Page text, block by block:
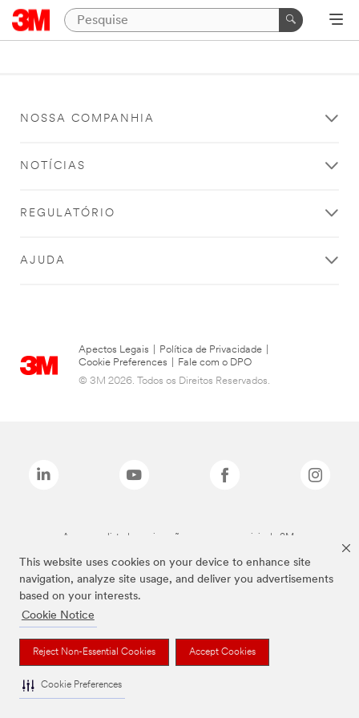
This website uses cookies on your device to enhance site
navigation, analyze site usage, and deliver you advertisements
based on your interests.
Cookie Notice
Reject Non-Essential Cookies Accept Cookies
Cookie Preferences
NOSSA COMPANHIA
NOTÍCIAS
REGULATÓRIO
AJUDA
Apectos Legais Política de Privacidade
Cookie Preferences
Fale com o DPO
© 3M 2026. Todos os Direitos Reservados.
As marcas listadas a cima são marcas comerciais da 3M.